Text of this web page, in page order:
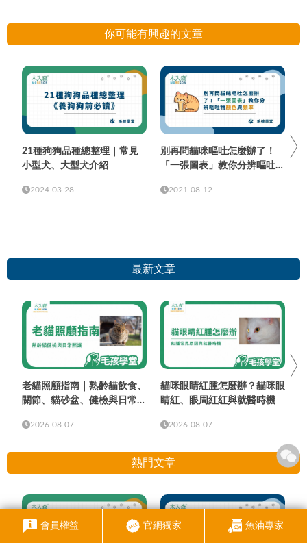
你可能有興趣的文章
21種狗狗品種總整理｜常見
小型犬、大型犬介紹
2024-03-28
別再問貓咪嘔吐怎麼辦了！
「一張圖表」教你分辨嘔吐物
2021-08-12
最新文章
老貓照顧指南｜熟齡貓飲食、
關節、貓砂盆、健檢與日常照
2026-08-07
貓咪眼睛紅腫怎麼辦？貓咪眼
睛紅、眼周紅紅與就醫時機
2026-08-07
熱門文章
會員權益 官網獨家 魚油專家